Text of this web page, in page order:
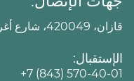
قازان، 420049، شارع أغرونوميتشيسكايا 11
الإستقبال:
+7 (843) 570-40-01